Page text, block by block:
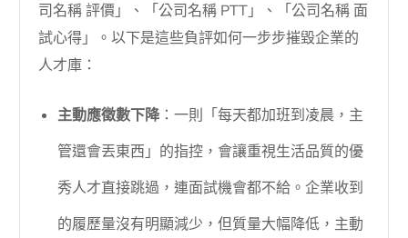
司名稱 評價」、「公司名稱 PTT」、「公司名稱 面
試心得」。以下是這些負評如何一步步摧毀企業的
人才庫：
主動應徵數下降：一則「每天都加班到凌晨，主
管還會丟東西」的指控，會讓重視生活品質的優
秀人才直接跳過，連面試機會都不給。企業收到
的履歷量沒有明顯減少，但質量大幅降低，主動